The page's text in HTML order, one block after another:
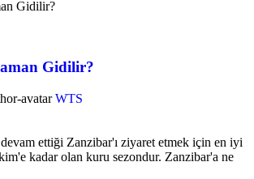
Gidilir?
WTS
ettiği Zanzibar'ı ziyaret etmek için en iyi
kadar olan kuru sezondur. Zanzibar'a ne